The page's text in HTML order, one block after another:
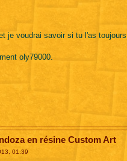
je voudrai savoir si tu l'as
oly79000.
en résine Custom Art
01:39